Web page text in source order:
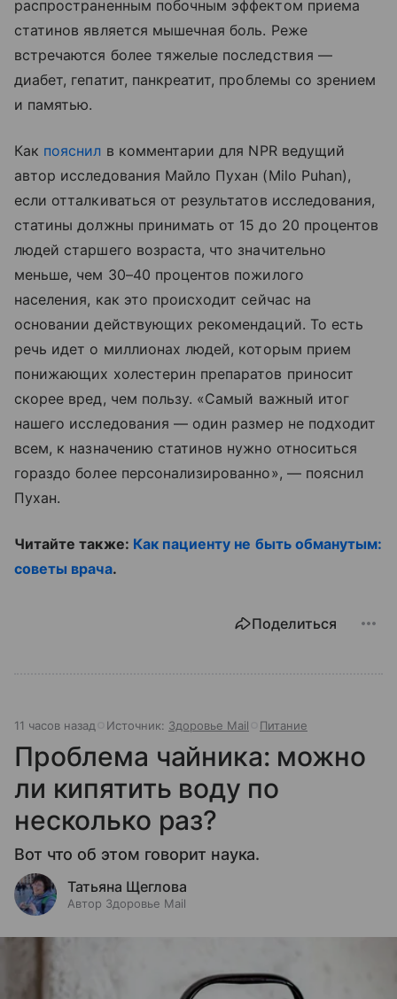
распространенным побочным эффектом приема
статинов является мышечная боль. Реже
встречаются более тяжелые последствия —
диабет, гепатит, панкреатит, проблемы со зрением
и памятью.
Как пояснил в комментарии для NPR ведущий
автор исследования Майло Пухан (Milo Puhan),
если отталкиваться от результатов исследования,
статины должны принимать от 15 до 20 процентов
людей старшего возраста, что значительно
меньше, чем 30–40 процентов пожилого
населения, как это происходит сейчас на
основании действующих рекомендаций. То есть
речь идет о миллионах людей, которым прием
понижающих холестерин препаратов приносит
скорее вред, чем пользу. «Самый важный итог
нашего исследования — один размер не подходит
всем, к назначению статинов нужно относиться
гораздо более персонализированно», — пояснил
Пухан.
Читайте также: Как пациенту не быть обманутым:
советы врача.
Поделиться
11 часов назад Источник: Здоровье Mail Питание
Проблема чайника: можно
ли кипятить воду по
несколько раз?
Вот что об этом говорит наука.
Татьяна Щеглова
Автор Здоровье Mail